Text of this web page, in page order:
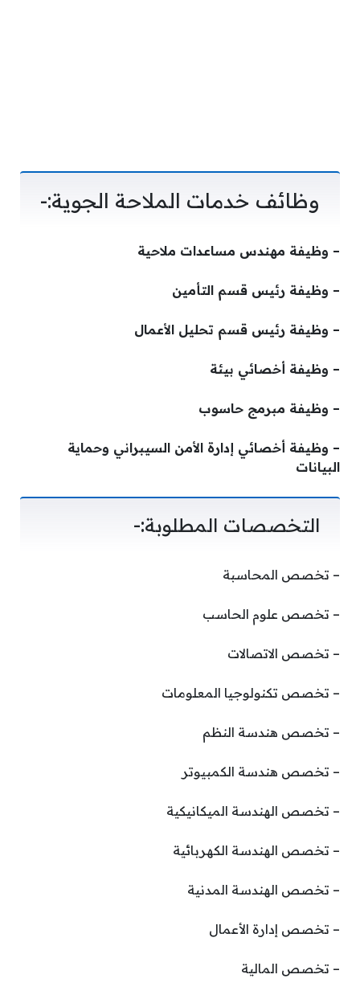
وظائف خدمات الملاحة الجوية:-
– وظيفة مهندس مساعدات ملاحية
– وظيفة رئيس قسم التأمين
– وظيفة رئيس قسم تحليل الأعمال
– وظيفة أخصائي بيئة
– وظيفة مبرمج حاسوب
– وظيفة أخصائي إدارة الأمن السيبراني وحماية
البيانات
التخصصات المطلوبة:-
– تخصص المحاسبة
– تخصص علوم الحاسب
– تخصص الاتصالات
– تخصص تكنولوجيا المعلومات
– تخصص هندسة النظم
– تخصص هندسة الكمبيوتر
– تخصص الهندسة الميكانيكية
– تخصص الهندسة الكهربائية
– تخصص الهندسة المدنية
– تخصص إدارة الأعمال
– تخصص المالية